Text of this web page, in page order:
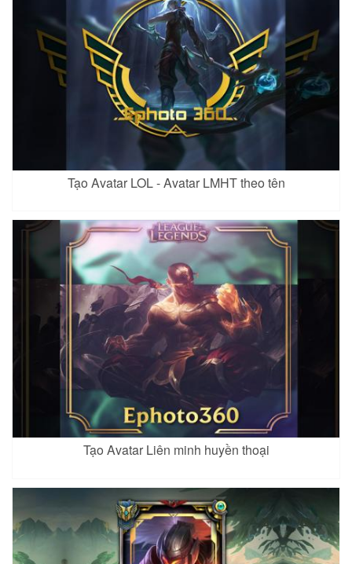
Tạo Avatar LOL - Avatar LMHT theo tên
Tạo Avatar Liên minh huyền thoại